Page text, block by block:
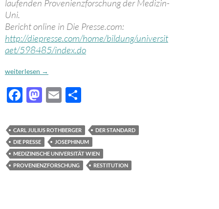
laufenden Provenienzforschung der Medizin-
Uni.
Bericht online in Die Presse.com:
http://diepresse.com/home/bildung/universit
aet/598485/index.do
NS-Provenienzforschung: Restituierung der geraubten Bücher von
weiterlesen →
F
e
b
o
o
M
to
d
o
n
E
ail le
n
CARL JULIUS ROTHBERGER
DER STANDARD
DIE PRESSE
JOSEPHINUM
MEDIZINISCHE UNIVERSITÄT WIEN
PROVENIENZFORSCHUNG
RESTITUTION